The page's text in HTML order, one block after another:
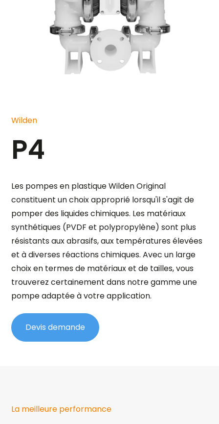
Wilden
P4
Les pompes en plastique Wilden Original
constituent un choix approprié lorsqu'il s'agit de
pomper des liquides chimiques. Les matériaux
synthétiques (PVDF et polypropylène) sont plus
résistants aux abrasifs, aux températures élevées
et à diverses réactions chimiques. Avec un large
choix en termes de matériaux et de tailles, vous
trouverez certainement dans notre gamme une
pompe adaptée à votre application.
Devis demande
La meilleure performance